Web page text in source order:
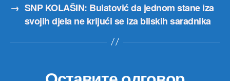
→ SNP KOLAŠIN: Bulatović da jednom stane iza
svojih djela ne krijući se iza bliskih saradnika